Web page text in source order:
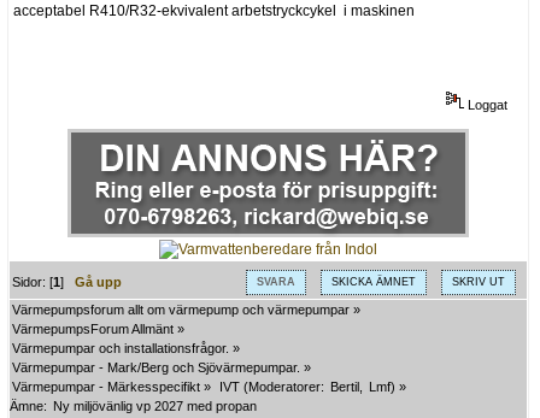
acceptabel R410/R32-ekvivalent arbetstryckcykel i maskinen
Loggat
SVARA SKICKA ÄMNET SKRIV UT
Sidor: [1]Gå upp
Värmepumpsforum allt om värmepump och värmepumpar »
VärmepumpsForum Allmänt »
Värmepumpar och installationsfrågor. »
Värmepumpar - Mark/Berg och Sjövärmepumpar. »
Värmepumpar - Märkesspecifikt » IVT (Moderatorer: Bertil , Lmf) »
Ämne: Ny miljövänlig vp 2027 med propan